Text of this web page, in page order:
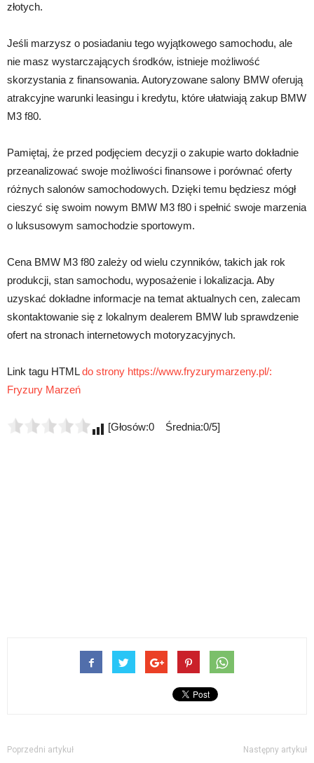
złotych.
Jeśli marzysz o posiadaniu tego wyjątkowego samochodu, ale
nie masz wystarczających środków, istnieje możliwość
skorzystania z finansowania. Autoryzowane salony BMW oferują
atrakcyjne warunki leasingu i kredytu, które ułatwiają zakup BMW
M3 f80.
Pamiętaj, że przed podjęciem decyzji o zakupie warto dokładnie
przeanalizować swoje możliwości finansowe i porównać oferty
różnych salonów samochodowych. Dzięki temu będziesz mógł
cieszyć się swoim nowym BMW M3 f80 i spełnić swoje marzenia
o luksusowym samochodzie sportowym.
Cena BMW M3 f80 zależy od wielu czynników, takich jak rok
produkcji, stan samochodu, wyposażenie i lokalizacja. Aby
uzyskać dokładne informacje na temat aktualnych cen, zalecam
skontaktowanie się z lokalnym dealerem BMW lub sprawdzenie
ofert na stronach internetowych motoryzacyjnych.
Link tagu HTMLdo strony https://www.fryzurymarzeny.pl/:
Fryzury Marzeń
[Głosów:0 Średnia:0/5]
Poprzedni artykuł Następny artykuł